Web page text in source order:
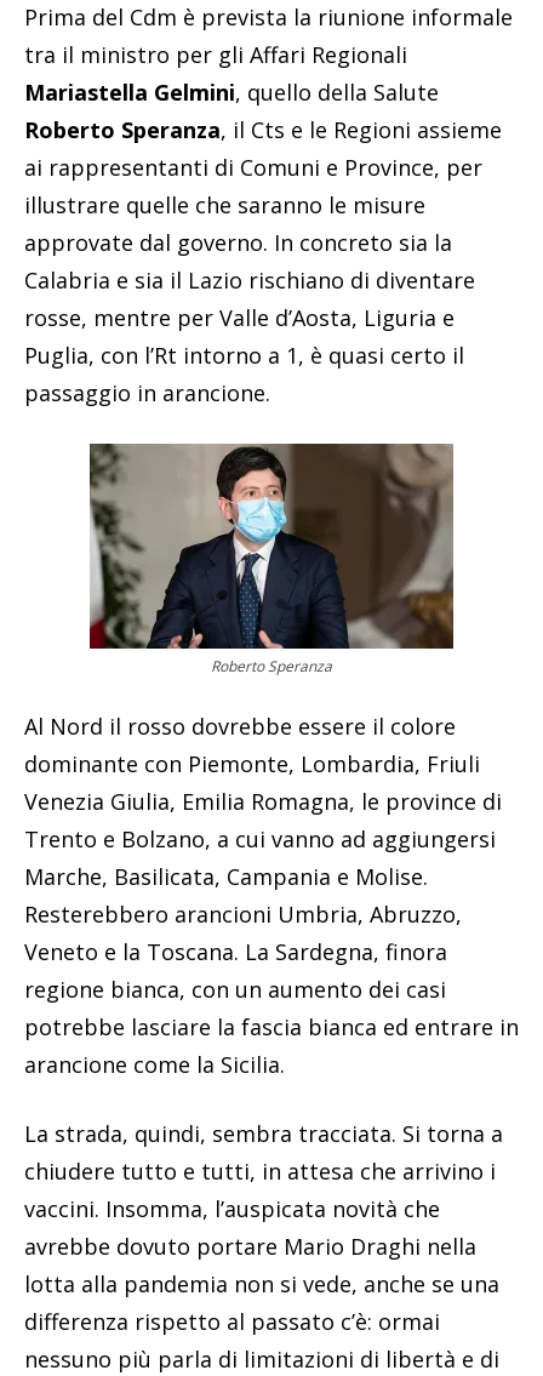
Prima del Cdm è prevista la riunione informale
tra il ministro per gli Affari Regionali
Mariastella Gelmini, quello della Salute
Roberto Speranza, il Cts e le Regioni assieme
ai rappresentanti di Comuni e Province, per
illustrare quelle che saranno le misure
approvate dal governo. In concreto sia la
Calabria e sia il Lazio rischiano di diventare
rosse, mentre per Valle d’Aosta, Liguria e
Puglia, con l’Rt intorno a 1, è quasi certo il
passaggio in arancione.
Roberto Speranza
Al Nord il rosso dovrebbe essere il colore
dominante con Piemonte, Lombardia, Friuli
Venezia Giulia, Emilia Romagna, le province di
Trento e Bolzano, a cui vanno ad aggiungersi
Marche, Basilicata, Campania e Molise.
Resterebbero arancioni Umbria, Abruzzo,
Veneto e la Toscana. La Sardegna, finora
regione bianca, con un aumento dei casi
potrebbe lasciare la fascia bianca ed entrare in
arancione come la Sicilia.
La strada, quindi, sembra tracciata. Si torna a
chiudere tutto e tutti, in attesa che arrivino i
vaccini. Insomma, l’auspicata novità che
avrebbe dovuto portare Mario Draghi nella
lotta alla pandemia non si vede, anche se una
differenza rispetto al passato c’è: ormai
nessuno più parla di limitazioni di libertà e di